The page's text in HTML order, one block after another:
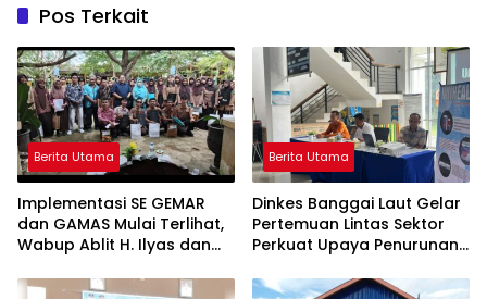
Pos Terkait
Berita Utama
Implementasi SE GEMAR
dan GAMAS Mulai Terlihat,
Wabup Ablit H. Ilyas dan
Kompak Ambil Rapor Anak
Berita Utama
Dinkes Banggai Laut Gelar
Pertemuan Lintas Sektor
Perkuat Upaya Penurunan